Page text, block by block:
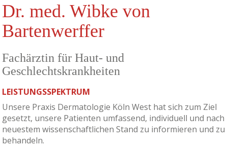
Dr. med. Wibke von
Bartenwerffer
Fachärztin für Haut- und
Geschlechtskrankheiten
LEISTUNGSSPEKTRUM
Unsere Praxis Dermatologie Köln West hat sich zum Ziel
gesetzt, unsere Patienten umfassend, individuell und nach
neuestem wissenschaftlichen Stand zu informieren und zu
behandeln.